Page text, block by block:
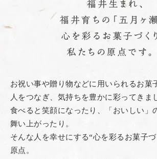
お祝い事や贈り物などに用いられるお菓
人をつなぎ、気持ちを豊かに彩ってきま
食べると笑顔になったり、「おいしい」
舞い上がったり。
そんな人を幸せにする“心を彩るお菓子
原点。